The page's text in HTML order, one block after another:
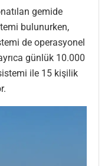
gemide
bulunurken,
de operasyonel
günlük 10.000
ile 15 kişilik